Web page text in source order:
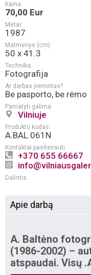
Kaina:
70,00 Eur
Metai:
1987
Matmenys (cm):
50 x 41.3
Technika:
Fotografija
Ar darbas įrėmintas?
Be pasporto, be rėmo
Pamatyti galima:
Vilniuje
Produkto kodas:
A.BAL.061N
Kontaktai pasiteirauti:
+370 655 66667
Dalintis:
Apie darbą
A. Baltėno
(1986-2002) –
atspaudai. Visų